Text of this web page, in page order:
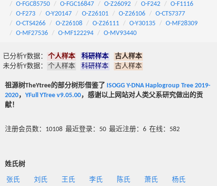
O-FGC85750
O-FGC16847 O-Z26092 O-F242
O-F1116
O-F273
O-Y20147 O-Z26101 O-Z26106
O-CTS7377
O-CTS4266
O-Z26108 O-Z26111 O-Y30135
O-MF28309
O-MF27536
O-MF122294 O-MV93440
已分析Y数据： 个人样本 科研样本
古人样本
未分析Y数据：
个人样本 科研样本 古人样本
祖源树TheYtree的部分树形借鉴了 ISOGG Y-DNA Haplogroup Tree 2019-
2020， YFull YTree v9.05.00，感谢以上网站对人类父系研究做出的贡
献！
注册会员数：10108 最近登录：50 最近注册：6 在线：582
姓氏树
张氏 刘氏 王氏 李氏 陈氏 萧氏 杨氏